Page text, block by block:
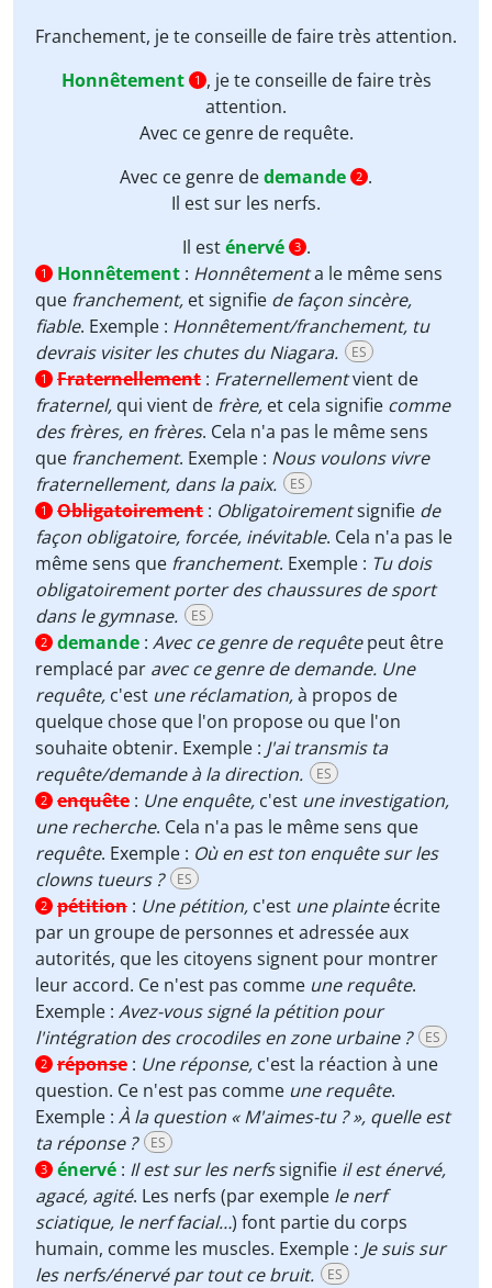
Franchement, je te conseille de faire très attention.
Honnêtement
1 , je te conseille de faire très
attention.
Avec ce genre de requête.
Avec ce genre dedemande 2 .
Il estsur les nerfs.
Il esténervé 3 .
1 Honnêtement : Honnêtementa le même sens
que franchement, et signifie de façon sincère,
fiable. Exemple : Honnêtement/franchement, tu
devrais visiter les chutes du Niagara.
ES
1 Fraternellement : Fraternellementvient de
fraternel, qui vient de frère, et cela signifie comme
des frères, en frères. Cela n'a pas le même sens
que franchement. Exemple : Nous voulons vivre
fraternellement, dans la paix.
ES
1 Obligatoirement : Obligatoirementsignifie de
façon obligatoire, forcée, inévitable. Cela n'a pas le
même sens que franchement. Exemple : Tu dois
obligatoirement porter des chaussures de sport
dans le gymnase.
ES
2 demande : Avec ce genre de requêtepeut être
remplacé par avec ce genre de demande. Une
requête, c'est une réclamation,à propos de
quelque chose que l'on propose ou que l'on
souhaite obtenir. Exemple : J'ai transmis ta
requête/demande à la direction.
ES
2 enquête : Une enquête, c'est une investigation,
une recherche. Cela n'a pas le même sens que
requête. Exemple : Où en est ton enquête sur les
clowns tueurs ?
ES
2 pétition : Une pétition, c'est une plainteécrite
par un groupe de personnes et adressée aux
autorités, que les citoyens signent pour montrer
leur accord. Ce n'est pas comme une requête.
Exemple : Avez-vous signé la pétition pour
l'intégration des crocodiles en zone urbaine ?
ES
2 réponse : Une réponse, c'est la réaction à une
question. Ce n'est pas comme une requête.
Exemple : À la question « M'aimes-tu ? », quelle est
ta réponse ?
ES
3 énervé : Il est sur les nerfssignifie il est énervé,
agacé, agité. Les nerfs (par exemple le nerf
sciatique, le nerf facial…) font partie du corps
humain, comme les muscles. Exemple : Je suis sur
les nerfs/énervé par tout ce bruit.
ES